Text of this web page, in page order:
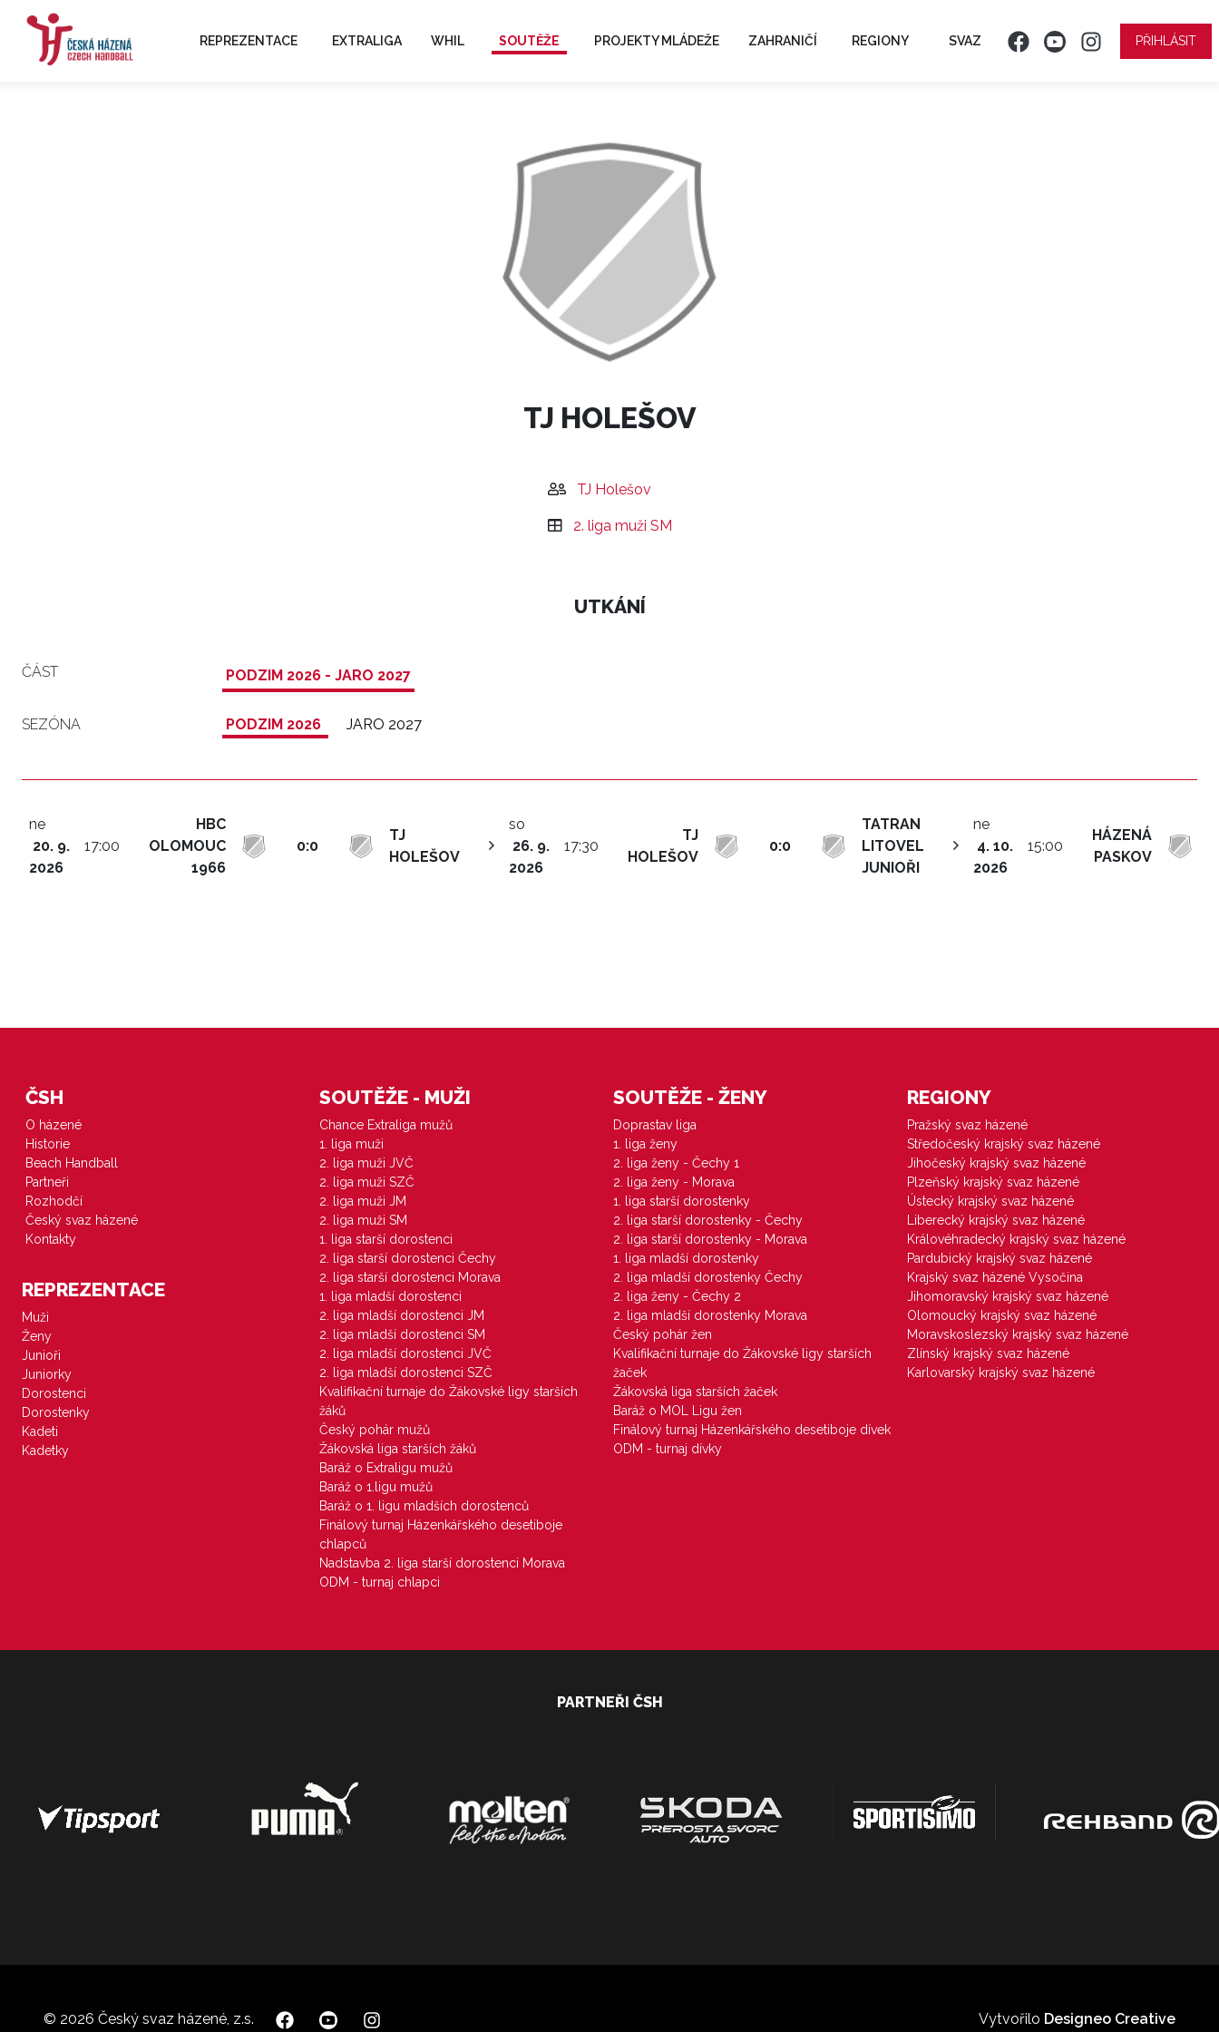
REPREZENTACE EXTRALIGA WHIL SOUTĚŽE PROJEKTY MLÁDEŽE ZAHRANIČÍ REGIONY SVAZ PŘIHLÁSIT
TJ HOLEŠOV
TJ Holešov
2. liga muži SM
UTKÁNÍ
ČÁST PODZIM 2026 - JARO 2027
SEZÓNA PODZIM 2026 JARO 2027
ne
20. 9.
2026
17:00
HBC
OLOMOUC
1966
0:0
TJ
HOLEŠOV
so
26. 9.
2026
17:30
TJ
HOLEŠOV
0:0
TATRAN
LITOVEL
JUNIOŘI
ne
4. 10.
2026
15:00
HÁZENÁ
PASKOV
ČSH
O házené
Historie
Beach Handball
Partneři
Rozhodčí
Český svaz házené
Kontakty
REPREZENTACE
Muži
Ženy
Junioři
Juniorky
Dorostenci
Dorostenky
Kadeti
Kadetky
SOUTĚŽE - MUŽI
Chance Extraliga mužů
1. liga muži
2. liga muži JVČ
2. liga muži SZČ
2. liga muži JM
2. liga muži SM
1. liga starší dorostenci
2. liga starší dorostenci Čechy
2. liga starší dorostenci Morava
1. liga mladší dorostenci
2. liga mladší dorostenci JM
2. liga mladší dorostenci SM
2. liga mladší dorostenci JVČ
2. liga mladší dorostenci SZČ
Kvalifikační turnaje do Žákovské ligy starších
žáků
Český pohár mužů
Žákovská liga starších žáků
Baráž o Extraligu mužů
Baráž o 1.ligu mužů
Baráž o 1. ligu mladších dorostenců
Finálový turnaj Házenkářského desetiboje
chlapců
Nadstavba 2. liga starší dorostenci Morava
ODM - turnaj chlapci
SOUTĚŽE - ŽENY
Doprastav liga
1. liga ženy
2. liga ženy - Čechy 1
2. liga ženy - Morava
1. liga starší dorostenky
2. liga starší dorostenky - Čechy
2. liga starší dorostenky - Morava
1. liga mladší dorostenky
2. liga mladší dorostenky Čechy
2. liga ženy - Čechy 2
2. liga mladší dorostenky Morava
Český pohár žen
Kvalifikační turnaje do Žákovské ligy starších
žaček
Žákovská liga starších žaček
Baráž o MOL Ligu žen
Finálový turnaj Házenkářského desetiboje dívek
ODM - turnaj dívky
REGIONY
Pražský svaz házené
Středočeský krajský svaz házené
Jihočeský krajský svaz házené
Plzeňský krajský svaz házené
Ústecký krajský svaz házené
Liberecký krajský svaz házené
Královéhradecký krajský svaz házené
Pardubický krajský svaz házené
Krajský svaz házené Vysočina
Jihomoravský krajský svaz házené
Olomoucký krajský svaz házené
Moravskoslezský krajský svaz házené
Zlínský krajský svaz házené
Karlovarský krajský svaz házené
PARTNEŘI ČSH
© 2026 Český svaz házené, z.s. Vytvořilo Designeo Creative